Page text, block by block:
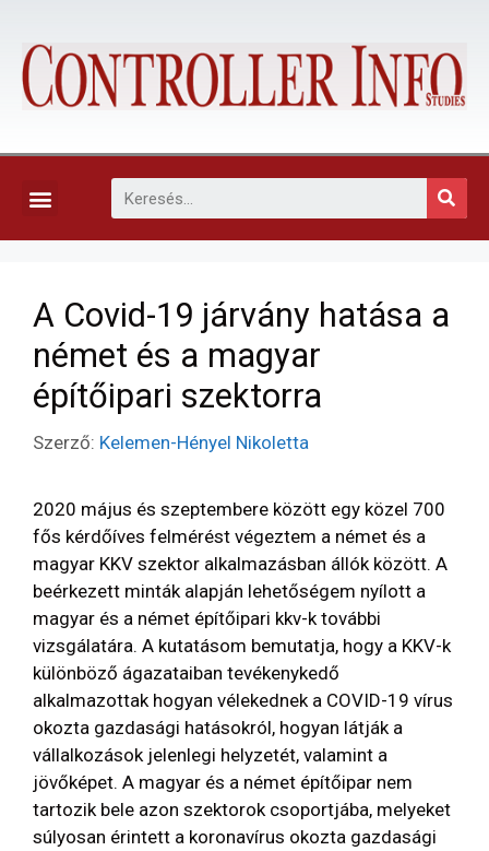
A Covid-19 járvány hatása a
német és a magyar
építőipari szektorra
Szerző: Kelemen-Hényel Nikoletta
2020 május és szeptembere között egy közel 700
fős kérdőíves felmérést végeztem a német és a
magyar KKV szektor alkalmazásban állók között. A
beérkezett minták alapján lehetőségem nyílott a
magyar és a német építőipari kkv-k további
vizsgálatára. A kutatásom bemutatja, hogy a KKV-k
különböző ágazataiban tevékenykedő
alkalmazottak hogyan vélekednek a COVID-19 vírus
okozta gazdasági hatásokról, hogyan látják a
vállalkozások jelenlegi helyzetét, valamint a
jövőképet. A magyar és a német építőipar nem
tartozik bele azon szektorok csoportjába, melyeket
súlyosan érintett a koronavírus okozta gazdasági